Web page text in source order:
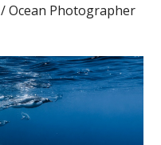
Ocean Photographer